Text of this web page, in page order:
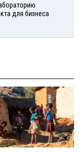
для бизнеса